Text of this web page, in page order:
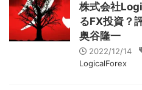
株式会社
るFX投資？
奥谷隆一
2022/12/14
LogicalForex